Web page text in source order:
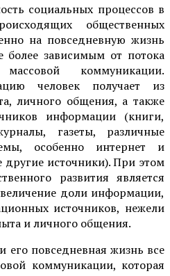
социальных процессов в
общественных
на повседневную жизнь
более зависимым от потока
коммуникации.
человек получает из
личного общения, а также
информации (книги,
газеты, различные
особенно интернет и
другие источники). При этом
развития является
доли информации,
источников, нежели
и личного общения.
его повседневная жизнь все
коммуникации, которая